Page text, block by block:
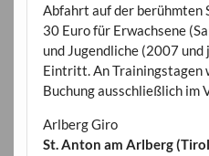
Abfahrt auf der berühmten
30 Euro für Erwachsene
und Jugendliche (2007
Eintritt. An Trainingstagen
Buchung ausschließlich im
Arlberg Giro
St. Anton am Arlberg